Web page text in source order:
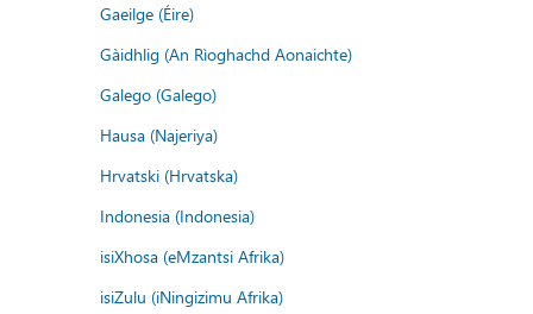
Gaeilge (Éire)
Gàidhlig (An Rìoghachd Aonaichte)
Galego (Galego)
Hausa (Najeriya)
Hrvatski (Hrvatska)
Indonesia (Indonesia)
isiXhosa (eMzantsi Afrika)
isiZulu (iNingizimu Afrika)